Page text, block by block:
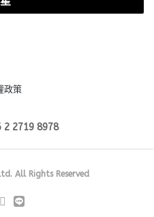
政策
2 2719 8978
All Rights Reserved